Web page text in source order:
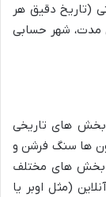
(تاریخ دقیق هر
مدت، شهر حسابی
بخش های تاریخی
ها سنگ فرشن و
بخش های مختلف
(مثل اوبر یا